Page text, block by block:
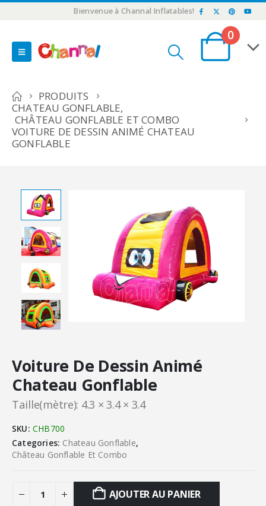
Bienvenue à Channal Inflatables!
0
PRODUITS
CHATEAU GONFLABLE,
CHÂTEAU GONFLABLE ET COMBO
VOITURE DE DESSIN ANIMÉ CHATEAU
GONFLABLE
Voiture De Dessin Animé
Chateau Gonflable
Taille(mètre): 4.3 × 3.4 × 3.4
SKU: CHB700
Categories: Chateau Gonflable,
Château Gonflable Et Combo
AJOUTER AU PANIER